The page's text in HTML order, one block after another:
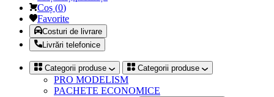
Coș (0)
Favorite
Costuri de livrare
Livrări telefonice
Categorii produse Categorii produse
PRO MODELISM
PACHETE ECONOMICE